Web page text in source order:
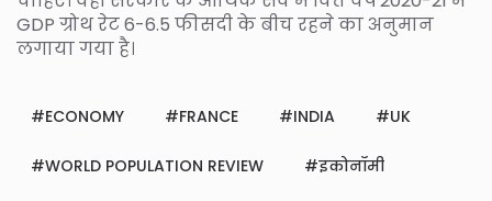
GDP ग्रोथ रेट 6-6.5 फीसदी के बीच रहने का अनुमान
लगाया गया है।
ECONOMY FRANCE INDIA UK
WORLD POPULATION REVIEW इकोनॉमी